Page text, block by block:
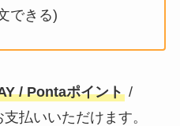
できる)
/ Pontaポイント/
払いいただけます。